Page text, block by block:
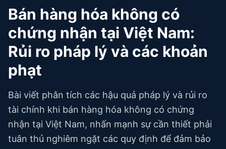
Bán hàng hóa không có
chứng nhận tại Việt Nam:
Rủi ro pháp lý và các khoản
phạt
Bài viết phân tích các hậu quả pháp lý và rủi ro
tài chính khi bán hàng hóa không có chứng
nhận tại Việt Nam, nhấn mạnh sự cần thiết phải
tuân thủ nghiêm ngặt các quy định để đảm bảo